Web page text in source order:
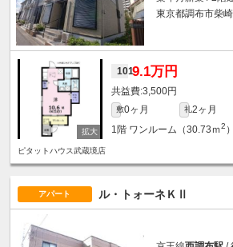
東京都調布市柴
1019.1万円
3,500円
敷0ヶ月 礼2ヶ月
1階 ワンルーム（30.73ｍ2 ）
ピタットハウス武蔵境店
アパート ル・トォーネＫⅡ